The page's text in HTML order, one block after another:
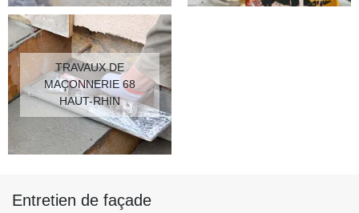
TRAVAUX DE
MAÇONNERIE 68
HAUT-RHIN
Entretien de façade